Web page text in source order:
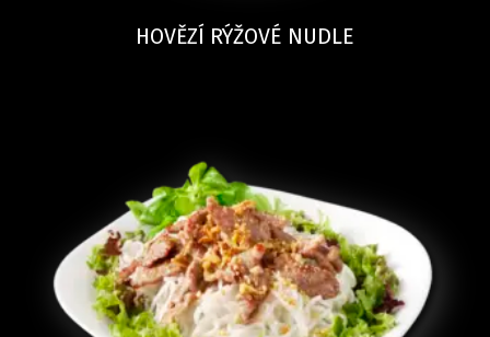
HOVĚZÍ RÝŽOVÉ NUDLE